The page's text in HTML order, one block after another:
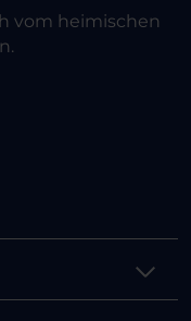
vom heimischen